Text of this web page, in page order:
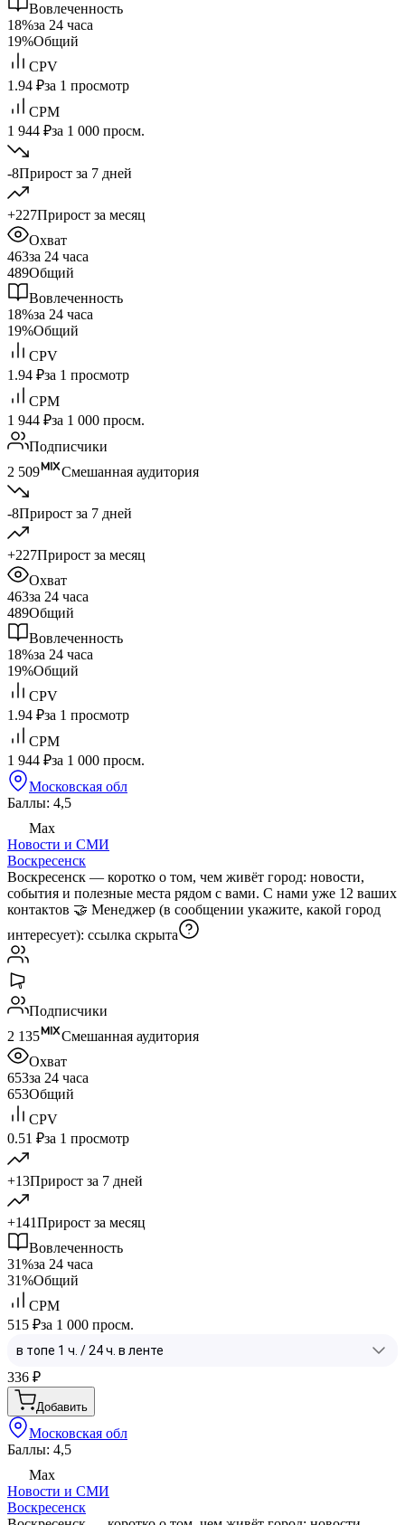
Вовлеченность
18%за 24 часа
19%Общий
CPV
1.94 ₽за 1 просмотр
CPM
1 944 ₽за 1 000 просм.
-8Прирост за 7 дней
+227Прирост за месяц
Охват
463за 24 часа
489Общий
Вовлеченность
18%за 24 часа
19%Общий
CPV
1.94 ₽за 1 просмотр
CPM
1 944 ₽за 1 000 просм.
Подписчики
2 509
Смешанная аудитория
-8Прирост за 7 дней
+227Прирост за месяц
Охват
463за 24 часа
489Общий
Вовлеченность
18%за 24 часа
19%Общий
CPV
1.94 ₽за 1 просмотр
CPM
1 944 ₽за 1 000 просм.
Московская обл
Баллы: 4,5
Max
Новости и СМИ
Воскресенск
Воскресенск — коротко о том, чем живёт город: новости,
события и полезные места рядом с вами. С нами уже 12 ваших
контактов 🤝 Менеджер (в сообщении укажите, какой город
интересует): ссылка скрыта
Подписчики
2 135
Смешанная аудитория
Охват
653за 24 часа
653Общий
CPV
0.51 ₽за 1 просмотр
+13Прирост за 7 дней
+141Прирост за месяц
Вовлеченность
31%за 24 часа
31%Общий
CPM
515 ₽за 1 000 просм.
336 ₽
Добавить
Московская обл
Баллы: 4,5
Max
Новости и СМИ
Воскресенск